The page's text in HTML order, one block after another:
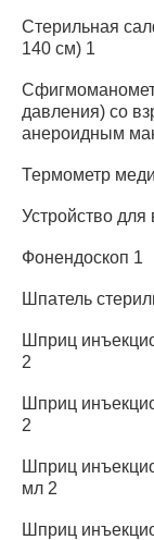
Стерильная
140 см) 1
давления) со
анероидным
Термометр
Устройство
Фонендоскоп 1
Шпатель
Шприц
2
Шприц
2
Шприц
мл 2
Шприц